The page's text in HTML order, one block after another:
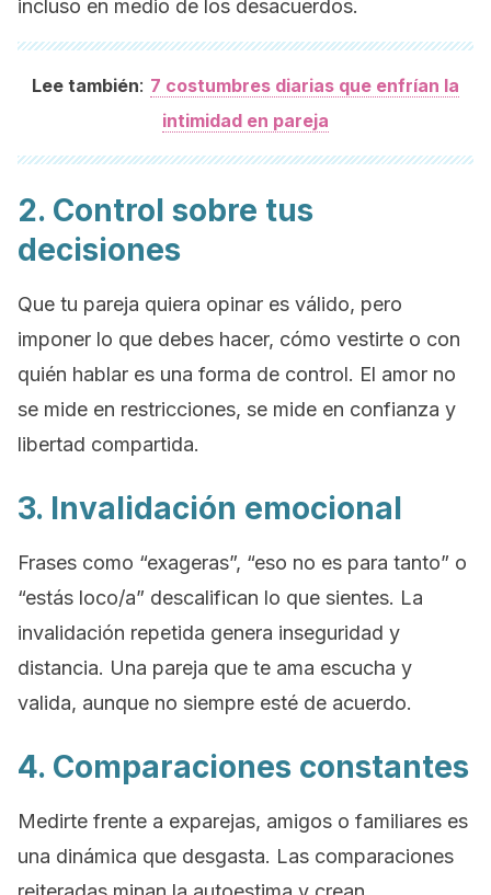
incluso en medio de los desacuerdos.
Lee también: 7 costumbres diarias que enfrían la
intimidad en pareja
2. Control sobre tus
decisiones
Que tu pareja quiera opinar es válido, pero
imponer lo que debes hacer, cómo vestirte o con
quién hablar es una forma de control. El amor no
se mide en restricciones, se mide en confianza y
libertad compartida.
3. Invalidación emocional
Frases como “exageras”, “eso no es para tanto” o
“estás loco/a” descalifican lo que sientes. La
invalidación repetida genera inseguridad y
distancia. Una pareja que te ama escucha y
valida, aunque no siempre esté de acuerdo.
4. Comparaciones constantes
Medirte frente a exparejas, amigos o familiares es
una dinámica que desgasta. Las comparaciones